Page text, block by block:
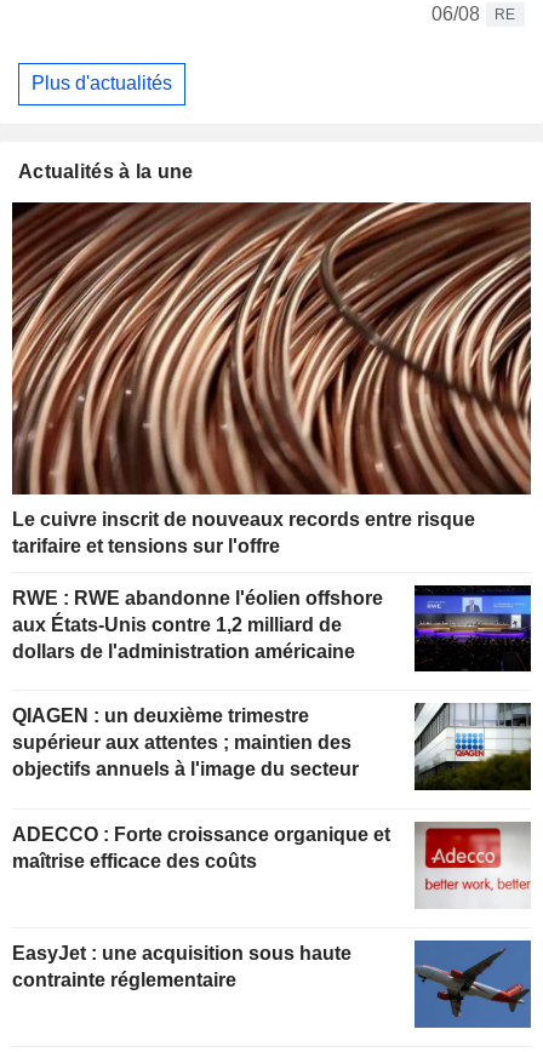
06/08
RE
Plus d'actualités
Actualités à la une
Le cuivre inscrit de nouveaux records entre risque
tarifaire et tensions sur l'offre
RWE : RWE abandonne l'éolien offshore
aux États-Unis contre 1,2 milliard de
dollars de l'administration américaine
QIAGEN : un deuxième trimestre
supérieur aux attentes ; maintien des
objectifs annuels à l'image du secteur
ADECCO : Forte croissance organique et
maîtrise efficace des coûts
EasyJet : une acquisition sous haute
contrainte réglementaire